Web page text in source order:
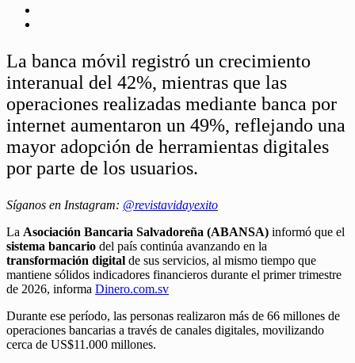
La banca móvil registró un crecimiento
interanual del 42%, mientras que las
operaciones realizadas mediante banca por
internet aumentaron un 49%, reflejando una
mayor adopción de herramientas digitales
por parte de los usuarios.
Síganos en Instagram: @revistavidayexito
La Asociación Bancaria Salvadoreña (ABANSA) informó que el
sistema bancario del país continúa avanzando en la
transformación digital de sus servicios, al mismo tiempo que
mantiene sólidos indicadores financieros durante el primer trimestre
de 2026, informa Dinero.com.sv
Durante ese período, las personas realizaron más de 66 millones de
operaciones bancarias a través de canales digitales, movilizando
cerca de US$11.000 millones.